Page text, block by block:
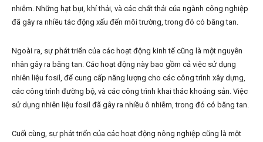
nhiễm. Những hạt bụi, khí thải, và các chất thải của ngành công nghiệp
đã gây ra nhiều tác động xấu đến môi trường, trong đó có băng tan.
Ngoài ra, sự phát triển của các hoạt động kinh tế cũng là một nguyên
nhân gây ra băng tan. Các hoạt động này bao gồm cả việc sử dụng
nhiên liệu fosil, để cung cấp năng lượng cho các công trình xây dựng,
các công trình đường bộ, và các công trình khai thác khoáng sản. Việc
sử dụng nhiên liệu fosil đã gây ra nhiều ô nhiễm, trong đó có băng tan.
Cuối cùng, sự phát triển của các hoạt động nông nghiệp cũng là một